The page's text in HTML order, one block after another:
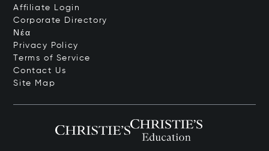
Affiliate Login
Corporate Directory
Νέα
Privacy Policy
Terms of Service
Contact Us
Site Map